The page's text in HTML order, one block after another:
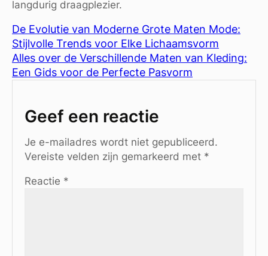
langdurig draagplezier.
De Evolutie van Moderne Grote Maten Mode:
Stijlvolle Trends voor Elke Lichaamsvorm
Alles over de Verschillende Maten van Kleding:
Een Gids voor de Perfecte Pasvorm
Geef een reactie
Je e-mailadres wordt niet gepubliceerd.
Vereiste velden zijn gemarkeerd met *
Reactie *